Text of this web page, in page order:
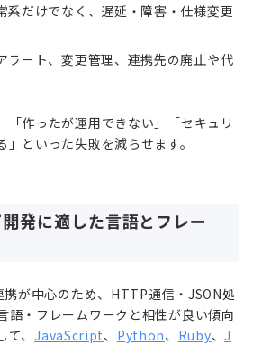
系だけでなく、遅延・障害・仕様変更
ラート、変更管理、連携先の廃止や代
「作ったが運用できない」「セキュリ
といった失敗を減らせます。
発に適した言語とフレー
が中心のため、HTTP通信・JSON処
語・フレームワークと相性が良い傾向
て、JavaScript、 Python、 Ruby、J